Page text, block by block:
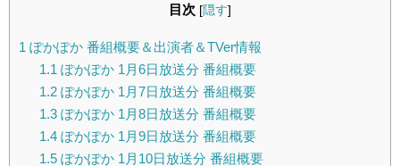
目次 [隠す]
1 ぽかぽか 番組概要＆出演者＆TVer情報
1.1 ぽかぽか 1月6日放送分 番組概要
1.2ぽかぽか 1月7日放送分 番組概要
1.3ぽかぽか 1月8日放送分 番組概要
1.4ぽかぽか 1月9日放送分 番組概要
1.5ぽかぽか 1月10日放送分 番組概要